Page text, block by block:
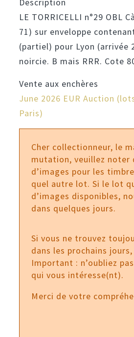
LE TORRICELLI n°29 OBL
71) sur enveloppe
(partiel) pour Lyon (arrivée
noircie. B mais RRR. Cote
Vente aux enchères
June 2026 EUR Auction
Paris)
Cher collectionneur, le
mutation, veuillez noter
d’images pour les
quel autre lot. Si le lot
d’images disponibles,
dans quelques jours.
Si vous ne trouvez
dans les prochains
Important : n’oubliez
qui vous intéresse(nt).
Merci de votre